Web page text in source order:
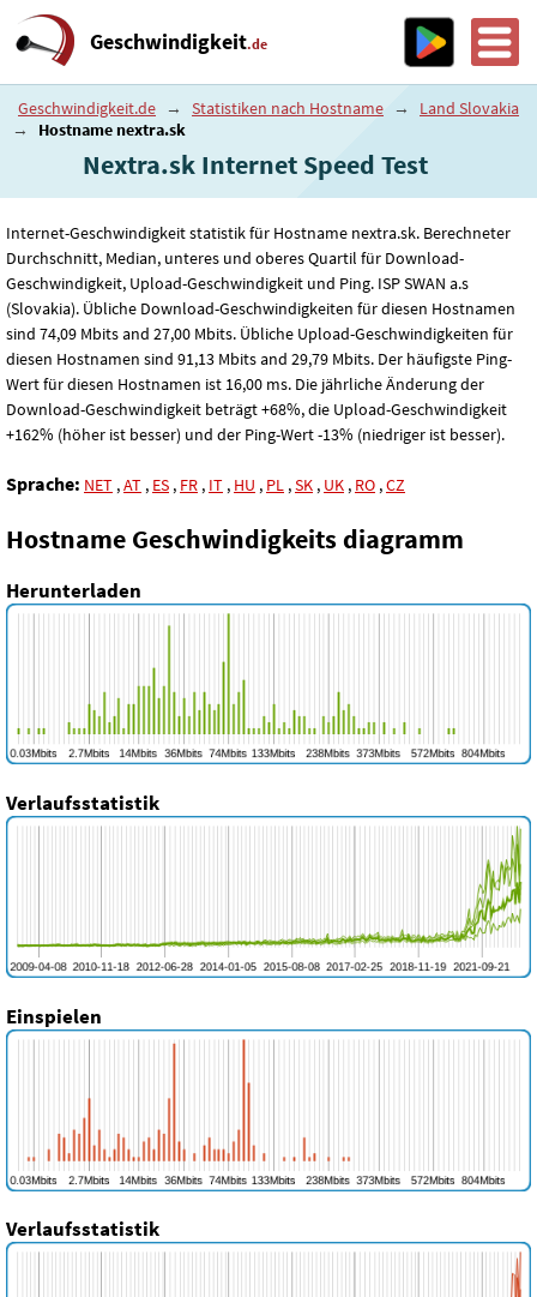
Geschwindigkeit.de
Geschwindigkeit.de → Statistiken nach Hostname →
Land Slovakia
→
Hostname nextra.sk
Nextra.sk Internet Speed ​​Test
Internet-Geschwindigkeit statistik für Hostname nextra.sk. Berechneter
Durchschnitt, Median, unteres und oberes Quartil für Download-
Geschwindigkeit, Upload-Geschwindigkeit und Ping. ISP SWAN a.s
(Slovakia). Übliche Download-Geschwindigkeiten für diesen Hostnamen
sind 74,09 Mbits and 27,00 Mbits. Übliche Upload-Geschwindigkeiten für
diesen Hostnamen sind 91,13 Mbits and 29,79 Mbits. Der häufigste Ping-
Wert für diesen Hostnamen ist 16,00 ms. Die jährliche Änderung der
Download-Geschwindigkeit beträgt +68%, die Upload-Geschwindigkeit
+162% (höher ist besser) und der Ping-Wert -13% (niedriger ist besser).
Sprache: NET ,AT , ES , FR , IT , HU , PL ,SK , UK , RO ,CZ
Hostname Geschwindigkeits diagramm
Herunterladen
Verlaufsstatistik
Einspielen
Verlaufsstatistik